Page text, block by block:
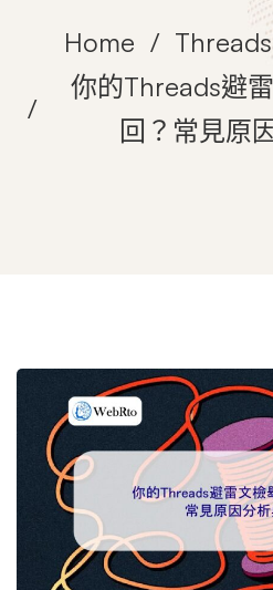
Home
你的Threads避
回？常見原
你
的
Threads